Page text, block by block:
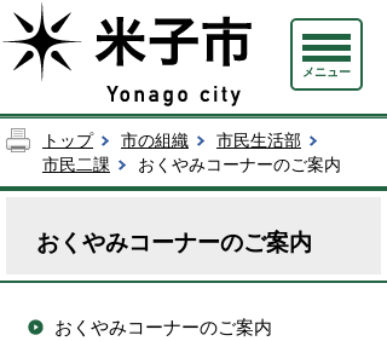
メニュー
トップ 市の組織
市民生活部
市民二課
おくやみコーナーのご案内
おくやみコーナーのご案内
おくやみコーナーのご案内